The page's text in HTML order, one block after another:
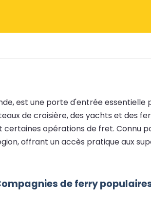
est une porte d'entrée
de croisière, des yachts et des
opérations de fret. Connu
offrant un accès pratique aux
de ferry